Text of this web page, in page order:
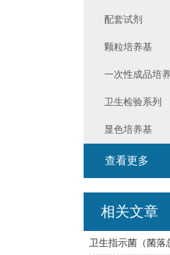
配套试剂
颗粒培养基
一次性成品培
卫生检验系列
显色培养基
查看更多
相关文章